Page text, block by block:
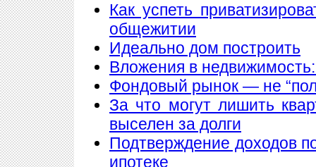
Как успеть
общежитии
Идеально дом построить
Вложения в
Фондовый рынок — не
За что могут лишить
выселен за долги
Подтверждение доходов
ипотеке